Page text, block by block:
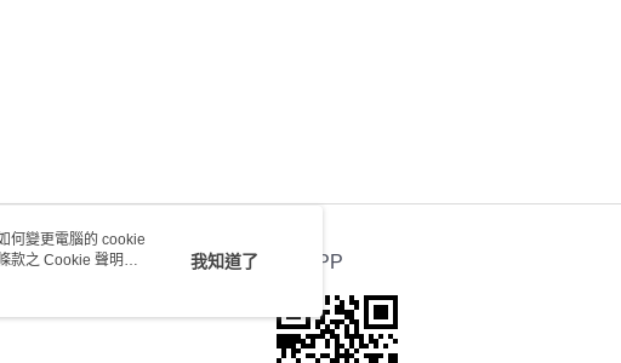
官方APP
何變更電腦的 cookie
款之 Cookie 聲明使
我知道了